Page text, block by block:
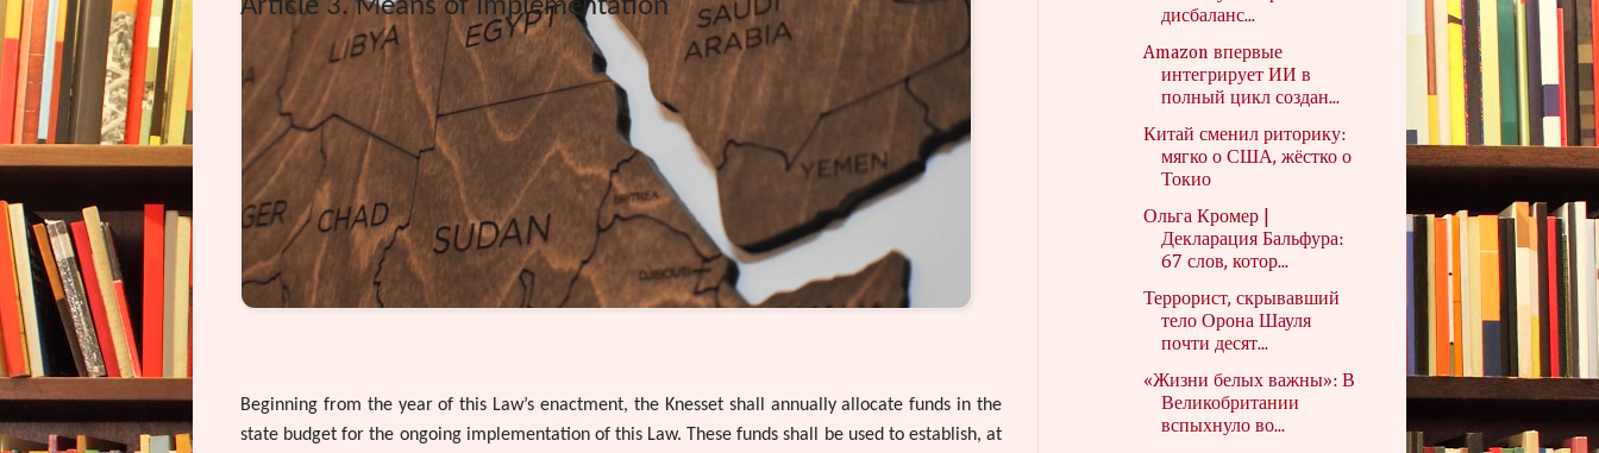
d
e
o
Article 3. Means of Implementation
Beginning from the year of this Law’s enactment, the Knesset shall annually allocate funds in the
state budget for the ongoing implementation of this Law. These funds shall be used to establish, at
дисбаланс...
Amazon впервые
интегрирует ИИ в
полный цикл создан...
Китай сменил риторику:
мягко о США, жёстко о
Токио
Ольга Кромер |
Декларация Бальфура:
67 слов, котор...
Террорист, скрывавший
тело Орона Шауля
почти десят...
«Жизни белых важны»: В
Великобритании
вспыхнуло во...